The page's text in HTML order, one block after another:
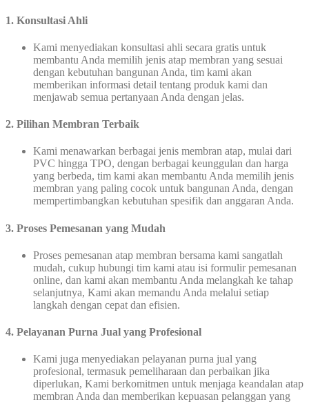
1. Konsultasi Ahli
Kami menyediakan konsultasi ahli secara gratis untuk
membantu Anda memilih jenis atap membran yang sesuai
dengan kebutuhan bangunan Anda, tim kami akan
memberikan informasi detail tentang produk kami dan
menjawab semua pertanyaan Anda dengan jelas.
2. Pilihan Membran Terbaik
Kami menawarkan berbagai jenis membran atap, mulai dari
PVC hingga TPO, dengan berbagai keunggulan dan harga
yang berbeda, tim kami akan membantu Anda memilih jenis
membran yang paling cocok untuk bangunan Anda, dengan
mempertimbangkan kebutuhan spesifik dan anggaran Anda.
3. Proses Pemesanan yang Mudah
Proses pemesanan atap membran bersama kami sangatlah
mudah, cukup hubungi tim kami atau isi formulir pemesanan
online, dan kami akan membantu Anda melangkah ke tahap
selanjutnya, Kami akan memandu Anda melalui setiap
langkah dengan cepat dan efisien.
4. Pelayanan Purna Jual yang Profesional
Kami juga menyediakan pelayanan purna jual yang
profesional, termasuk pemeliharaan dan perbaikan jika
diperlukan, Kami berkomitmen untuk menjaga keandalan atap
membran Anda dan memberikan kepuasan pelanggan yang